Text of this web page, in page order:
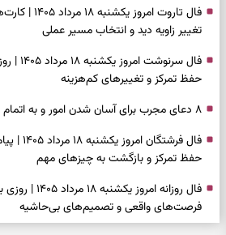
فال تاروت
تغییر زاویه دید و انتخاب مسیر عملی
فال
حفظ تمرکز و تغییرهای کم‌هزینه
۸ دعای مجرب برای آسان شدن امور و به اتمام رساندن کار‌ها
فال
حفظ تمرکز و بازگشت به چیزهای مهم
فال روزانه
فرصت‌های واقعی و تصمیم‌های بی‌حاشیه